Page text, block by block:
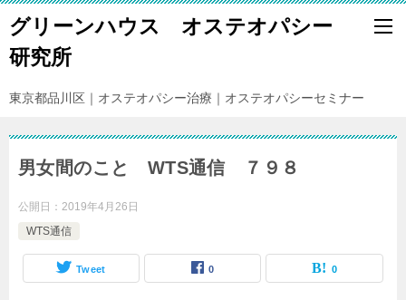
グリーンハウス オステオパシー
研究所
東京都品川区｜オステオパシー治療｜オステオパシーセミナー
男女間のこと WTS通信 ７９８
公開日： 2019年4月26日
WTS通信
Tweet 0 0